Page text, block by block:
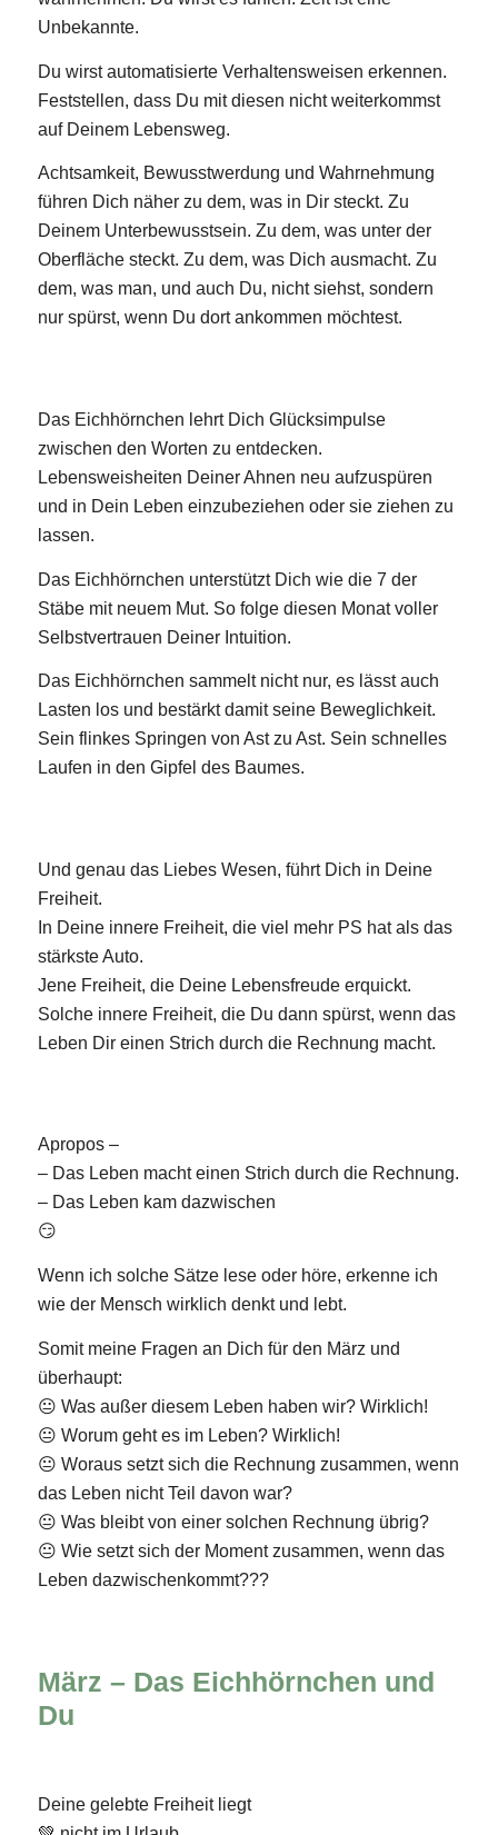
Unbekannte.
Du wirst automatisierte Verhaltensweisen erkennen.
Feststellen, dass Du mit diesen nicht weiterkommst
auf Deinem Lebensweg.
Achtsamkeit, Bewusstwerdung und Wahrnehmung
führen Dich näher zu dem, was in Dir steckt. Zu
Deinem Unterbewusstsein. Zu dem, was unter der
Oberfläche steckt. Zu dem, was Dich ausmacht. Zu
dem, was man, und auch Du, nicht siehst, sondern
nur spürst, wenn Du dort ankommen möchtest.
Das Eichhörnchen lehrt Dich Glücksimpulse
zwischen den Worten zu entdecken.
Lebensweisheiten Deiner Ahnen neu aufzuspüren
und in Dein Leben einzubeziehen oder sie ziehen zu
lassen.
Das Eichhörnchen unterstützt Dich wie die 7 der
Stäbe mit neuem Mut. So folge diesen Monat voller
Selbstvertrauen Deiner Intuition.
Das Eichhörnchen sammelt nicht nur, es lässt auch
Lasten los und bestärkt damit seine Beweglichkeit.
Sein flinkes Springen von Ast zu Ast. Sein schnelles
Laufen in den Gipfel des Baumes.
Und genau das Liebes Wesen, führt Dich in Deine
Freiheit.
In Deine innere Freiheit, die viel mehr PS hat als das
stärkste Auto.
Jene Freiheit, die Deine Lebensfreude erquickt.
Solche innere Freiheit, die Du dann spürst, wenn das
Leben Dir einen Strich durch die Rechnung macht.
Apropos –
– Das Leben macht einen Strich durch die Rechnung.
– Das Leben kam dazwischen
😏
Wenn ich solche Sätze lese oder höre, erkenne ich
wie der Mensch wirklich denkt und lebt.
Somit meine Fragen an Dich für den März und
überhaupt:
😐 Was außer diesem Leben haben wir? Wirklich!
😐 Worum geht es im Leben? Wirklich!
😐 Woraus setzt sich die Rechnung zusammen, wenn
das Leben nicht Teil davon war?
😐 Was bleibt von einer solchen Rechnung übrig?
😐 Wie setzt sich der Moment zusammen, wenn das
Leben dazwischenkommt???
März – Das Eichhörnchen und
Du
Deine gelebte Freiheit liegt